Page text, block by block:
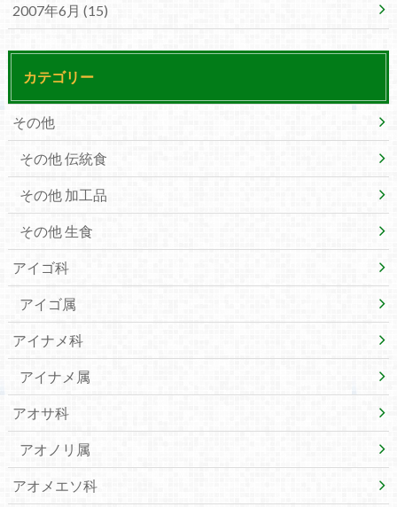
2007年6月 (15)
カテゴリー
その他
その他 伝統食
その他 加工品
その他 生食
アイゴ科
アイゴ属
アイナメ科
アイナメ属
アオサ科
アオノリ属
アオメエソ科